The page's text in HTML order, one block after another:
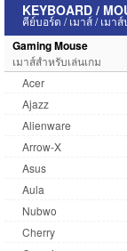
KEYBOARD /
คีย์บอร์ด / เมาส์ / เมา
Gaming Mouse
เมาส์สำหรับเล่นเกม
Acer
Ajazz
Alienware
Arrow-X
Asus
Aula
Nubwo
Cherry